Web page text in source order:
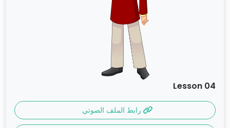
Lesson 04
رابط الملف الصوتي